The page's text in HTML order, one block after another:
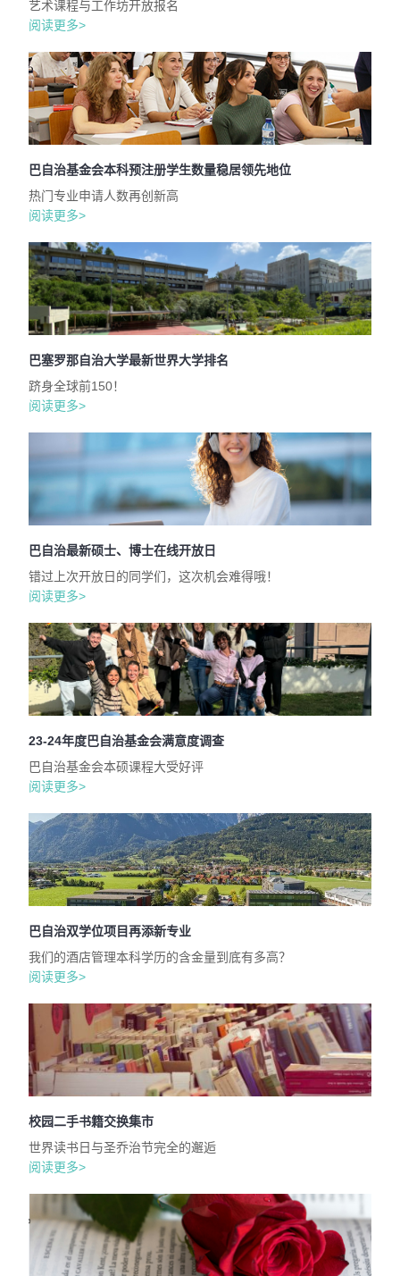
艺术课程与工作坊开放报名
阅读更多>
巴自治基金会本科预注册学生数量稳居领先地位
热门专业申请人数再创新高
阅读更多>
巴塞罗那自治大学最新世界大学排名
跻身全球前150！
阅读更多>
巴自治最新硕士、博士在线开放日
错过上次开放日的同学们，这次机会难得哦！
阅读更多>
23-24年度巴自治基金会满意度调查
巴自治基金会本硕课程大受好评
阅读更多>
巴自治双学位项目再添新专业
我们的酒店管理本科学历的含金量到底有多高？
阅读更多>
校园二手书籍交换集市
世界读书日与圣乔治节完全的邂逅
阅读更多>